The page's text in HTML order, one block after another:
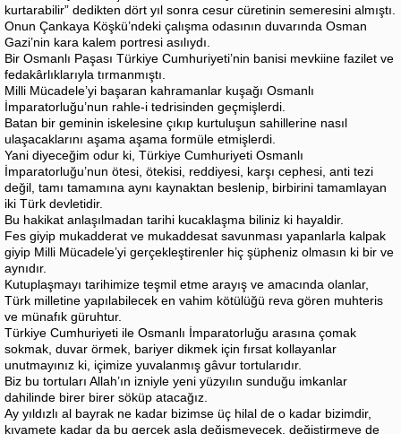
kurtarabilir” dedikten dört yıl sonra cesur cüretinin semeresini almıştı.
Onun Çankaya Köşkü’ndeki çalışma odasının duvarında Osman
Gazi’nin kara kalem portresi asılıydı.
Bir Osmanlı Paşası Türkiye Cumhuriyeti’nin banisi mevkiine fazilet ve
fedakârlıklarıyla tırmanmıştı.
Milli Mücadele’yi başaran kahramanlar kuşağı Osmanlı
İmparatorluğu’nun rahle-i tedrisinden geçmişlerdi.
Batan bir geminin iskelesine çıkıp kurtuluşun sahillerine nasıl
ulaşacaklarını aşama aşama formüle etmişlerdi.
Yani diyeceğim odur ki, Türkiye Cumhuriyeti Osmanlı
İmparatorluğu’nun ötesi, ötekisi, reddiyesi, karşı cephesi, anti tezi
değil, tamı tamamına aynı kaynaktan beslenip, birbirini tamamlayan
iki Türk devletidir.
Bu hakikat anlaşılmadan tarihi kucaklaşma biliniz ki hayaldir.
Fes giyip mukadderat ve mukaddesat savunması yapanlarla kalpak
giyip Milli Mücadele’yi gerçekleştirenler hiç şüpheniz olmasın ki bir ve
aynıdır.
Kutuplaşmayı tarihimize teşmil etme arayış ve amacında olanlar,
Türk milletine yapılabilecek en vahim kötülüğü reva gören muhteris
ve münafık güruhtur.
Türkiye Cumhuriyeti ile Osmanlı İmparatorluğu arasına çomak
sokmak, duvar örmek, bariyer dikmek için fırsat kollayanlar
unutmayınız ki, içimize yuvalanmış gâvur tortularıdır.
Biz bu tortuları Allah’ın izniyle yeni yüzyılın sunduğu imkanlar
dahilinde birer birer söküp atacağız.
Ay yıldızlı al bayrak ne kadar bizimse üç hilal de o kadar bizimdir,
kıyamete kadar da bu gerçek asla değişmeyecek, değiştirmeye de